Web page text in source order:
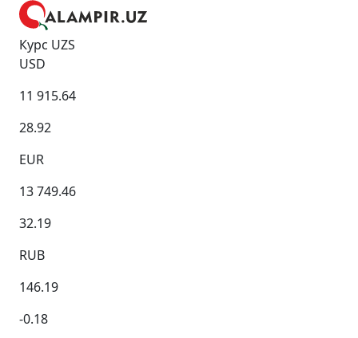
Курс UZS
USD
11 915.64
28.92
EUR
13 749.46
32.19
RUB
146.19
-0.18